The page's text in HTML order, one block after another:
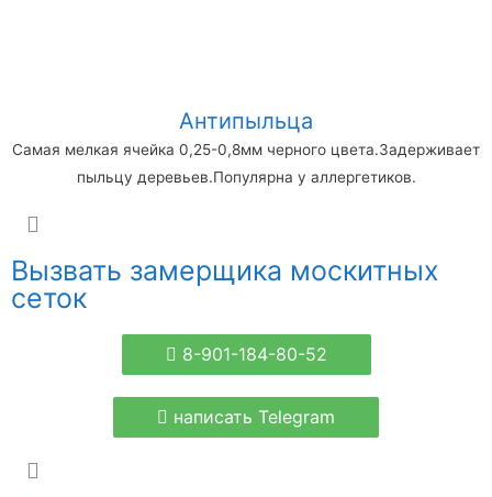
Антипыльца
Самая мелкая ячейка 0,25-0,8мм черного цвета.Задерживает
пыльцу деревьев.Популярна у аллергетиков.
Вызвать замерщика москитных
сеток
8-901-184-80-52
написать Telegram